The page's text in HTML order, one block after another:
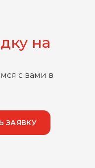
на
с вами в
ЗАЯВКУ